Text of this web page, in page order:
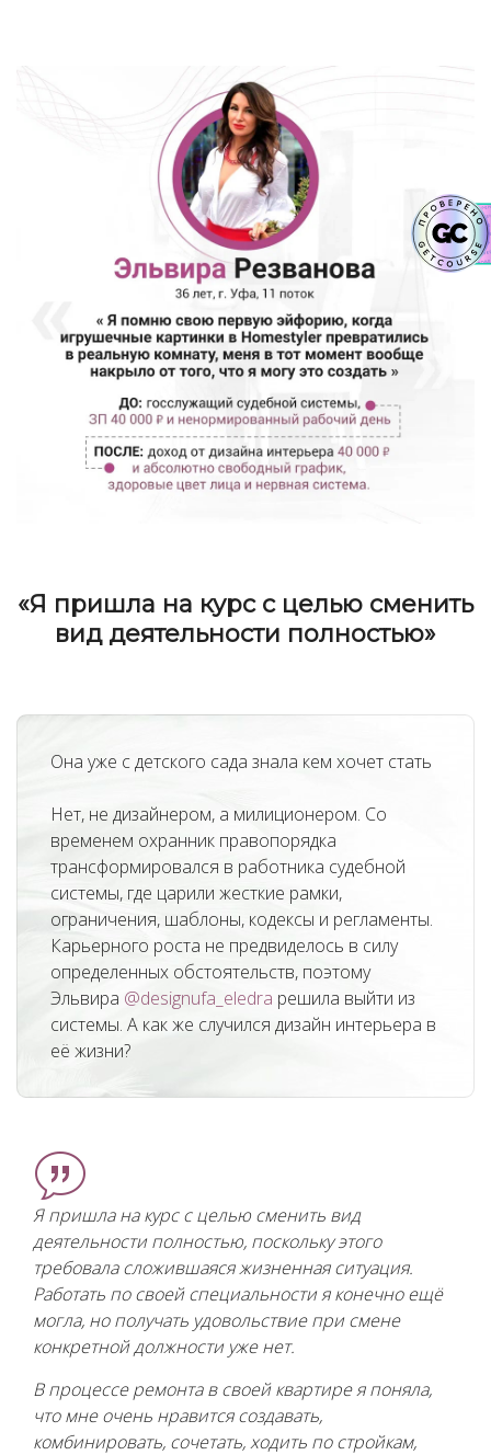
«Я пришла на курс с целью сменить
вид деятельности полностью»
Она уже с детского сада знала кем хочет стать
Нет, не дизайнером, а милиционером. Со
временем охранник правопорядка
трансформировался в работника судебной
системы, где царили жесткие рамки,
ограничения, шаблоны, кодексы и регламенты.
Карьерного роста не предвиделось в силу
определенных обстоятельств, поэтому
Эльвира @designufa_eledra решила выйти из
системы. А как же случился дизайн интерьера в
её жизни?
Я пришла на курс с целью сменить вид
деятельности полностью, поскольку этого
требовала сложившаяся жизненная ситуация.
Работать по своей специальности я конечно ещё
могла, но получать удовольствие при смене
конкретной должности уже нет.
В процессе ремонта в своей квартире я поняла,
что мне очень нравится создавать,
комбинировать, сочетать, ходить по стройкам,